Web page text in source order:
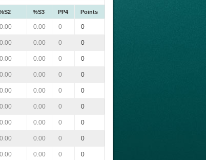
%S3 PP4 Points
0.00 0.00 0 0
0.00 0.00 0 0
0.00 0.00 0 0
0.00 0.00 0 0
0.00 0.00 0 0
0.00 0.00 0 0
0.00 0.00 0 0
0.00 0.00 0 0
0.00 0.00 0 0